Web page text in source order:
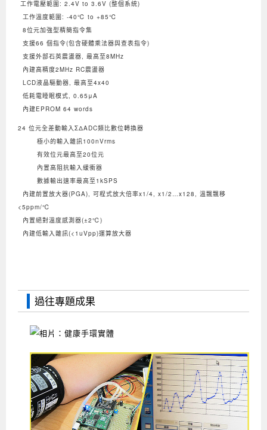
工作電壓範圍: 2.4V to 3.6V (整個系統)
工作溫度範圍: -40℃ to +85℃
8位元加強型精簡指令集
支援66 個指令(包含硬體乘法器與查表指令)
支援外部石英震盪器, 最高至8MHz
內建高精度2MHz RC震盪器
LCD液晶驅動器, 最高至4x40
低耗電睡眠模式, 0.65μA
內建EPROM 64 words
24 位元全差動輸入ΣΔADC類比數位轉換器
極小的輸入雜訊100nVrms
有效位元最高至20位元
內置高阻抗輸入緩衝器
數據輸出速率最高至1kSPS
內建前置放大器(PGA), 可程式放大倍率x1/4, x1/2…x128, 溫飄飄移
<5ppm/℃
內置絕對溫 度感測器(±2℃)
內建低輸入雜訊(<1uVpp)運算放大器
過往專題成果